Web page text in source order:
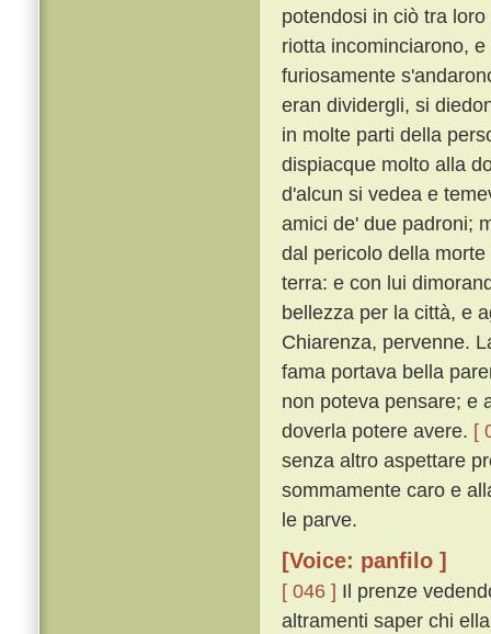
potendosi in ciò tra
riotta incominciarono,
furiosamente
eran dividergli, si
in molte parti della
dispiacque molto alla
d'alcun si vedea e
amici de' due padroni;
dal pericolo della
terra: e con lui
bellezza per la città, e
Chiarenza, pervenne.
fama portava bella
non poteva pensare; e
doverla potere avere. [
senza altro aspettare
sommamente caro e
le parve.
[Voice: panfilo ]
[ 046 ] Il prenze
altramenti saper chi